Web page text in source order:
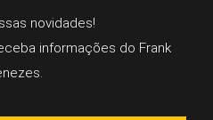
novidades!
informações do Frank